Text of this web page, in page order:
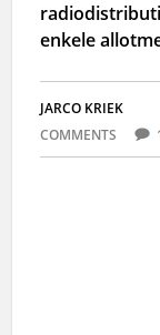
enkele
JARCO KRIEK
COMMENTS